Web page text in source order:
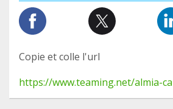
Copie et colle l'url
https://www.teaming.net/almia-